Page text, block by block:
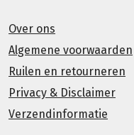
Over ons
Algemene voorwaarden
Ruilen en retourneren
Privacy & Disclaimer
Verzendinformatie